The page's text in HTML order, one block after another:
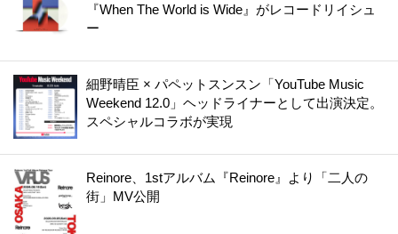
『When The World is Wide』がレコードリイシュ
ー
細野晴臣 × パペットスンスン「YouTube Music
Weekend 12.0」ヘッドライナーとして出演決定。
スペシャルコラボが実現
Reinore、1stアルバム『Reinore』より「二人の
街」MV公開